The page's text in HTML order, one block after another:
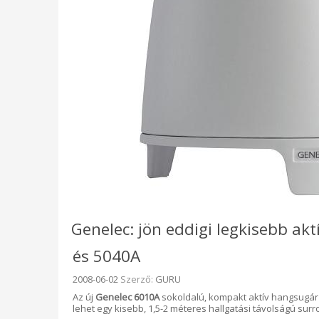
Genelec: jön eddigi legkisebb
és 5040A
Beküldve:
2008-06-02 Szerző: GURU
Az új Genelec 6010Asokoldalú, kompakt aktív
lehet egy kisebb, 1,5-2 méteres hallgatási távolságú